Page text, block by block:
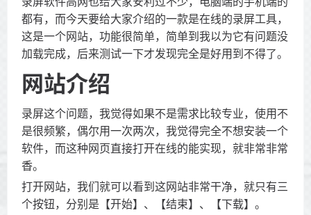
都有，而今天要给大家介绍的一款是在线的录屏工具，
这是一个网站，功能很简单，简单到我以为它有问题没
加载完成，后来测试一下才发现完全是好用到不得了。
网站介绍
录屏这个问题，我觉得如果不是需求比较专业，使用不
是很频繁，偶尔用一次两次，我觉得完全不想安装一个
软件，而这种网页直接打开在线的能实现，就非常非常
香。
打开网站，我们就可以看到这网站非常干净，就只有三
个按钮，分别是【开始】、【结束】、【下载】。